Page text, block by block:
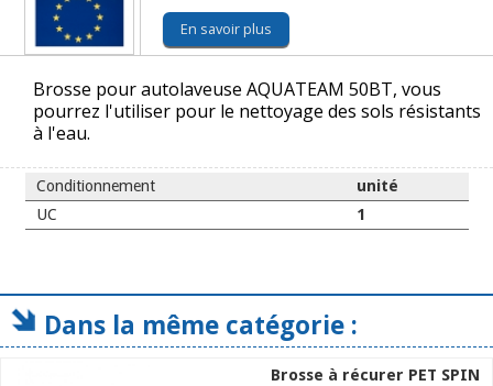
En savoir plus
Brosse pour autolaveuse AQUATEAM 50BT, vous
pourrez l'utiliser pour le nettoyage des sols résistants
à l'eau.
Conditionnement
unité
UC
1
Dans la même catégorie :
Brosse à récurer PET SPIN